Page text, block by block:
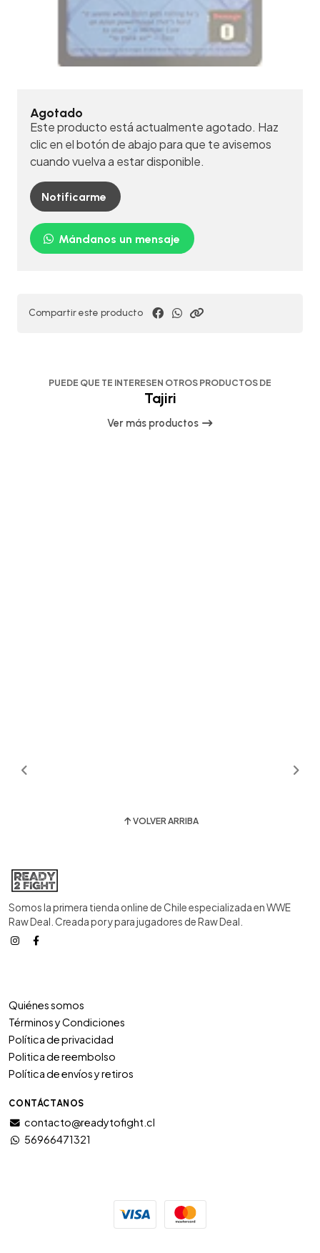
Agotado
Este producto está actualmente agotado. Haz
clic en el botón de abajo para que te avisemos
cuando vuelva a estar disponible.
Notificarme
Mándanos un mensaje
Compartir este producto
PUEDE QUE TE INTERESEN OTROS PRODUCTOS DE
Tajiri
Ver más productos
VOLVER ARRIBA
Somos la primera tienda online de Chile especializada en WWE
Raw Deal. Creada por y para jugadores de Raw Deal.
Quiénes somos
Términos y Condiciones
Política de privacidad
Politica de reembolso
Política de envíos y retiros
CONTÁCTANOS
contacto@readytofight.cl
56966471321